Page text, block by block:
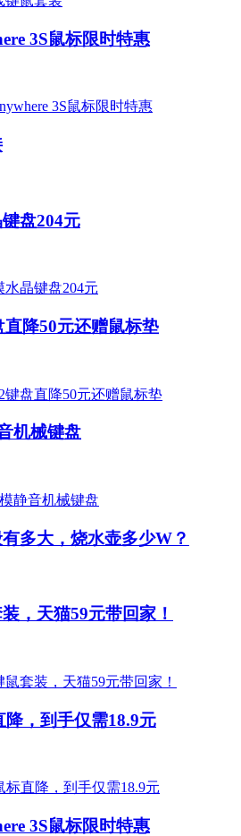
3S鼠标限时特惠
盘204元
降50元还赠鼠标垫
机械键盘
多大，烧水壶多少W？
，天猫59元带回家！
降，到手仅需18.9元
3S鼠标限时特惠